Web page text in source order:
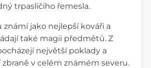
trpasličího řemesla.
známí jako nejlepší kováři a
také magii předmětů. Z
největší poklady a
v celém známém severu.